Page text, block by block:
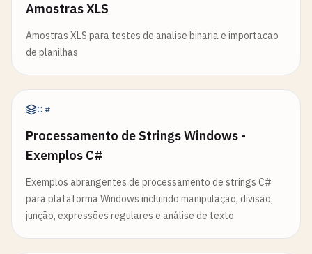
Amostras XLS
Amostras XLS para testes de analise binaria e importacao
de planilhas
C#
Processamento de Strings Windows -
Exemplos C#
Exemplos abrangentes de processamento de strings C#
para plataforma Windows incluindo manipulação, divisão,
junção, expressões regulares e análise de texto